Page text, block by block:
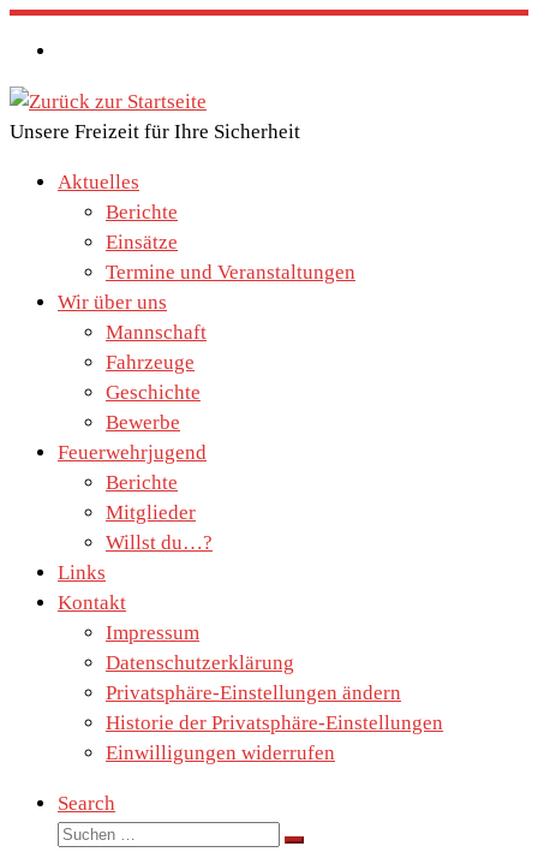
Zum
Inhalt
springen
Unsere Freizeit für Ihre Sicherheit
Aktuelles
Berichte
Einsätze
Termine und Veranstaltungen
Wir über uns
Mannschaft
Fahrzeuge
Geschichte
Bewerbe
Feuerwehrjugend
Berichte
Mitglieder
Willst du…?
Links
Kontakt
Impressum
Datenschutzerklärung
Privatsphäre-Einstellungen ändern
Historie der Privatsphäre-Einstellungen
Einwilligungen widerrufen
Search
Suche
Suchen …